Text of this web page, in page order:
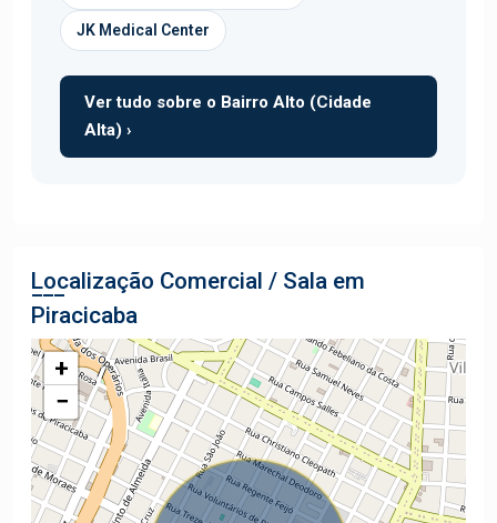
JK Medical Center
Ver tudo sobre o Bairro Alto (Cidade
Alta) ›
Localização Comercial / Sala em
Piracicaba
+
−